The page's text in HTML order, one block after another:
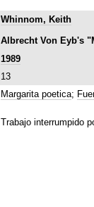
Whinnom, Keith
Albrecht Von Eyb's
1989
13
Margarita poetica;
Trabajo interrumpido